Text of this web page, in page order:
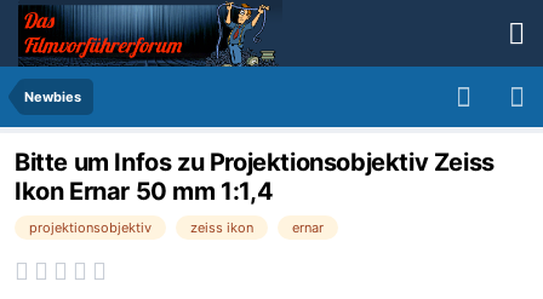
Newbies
Bitte um Infos zu Projektionsobjektiv Zeiss
Ikon Ernar 50 mm 1:1,4
projektionsobjektiv zeiss ikon ernar